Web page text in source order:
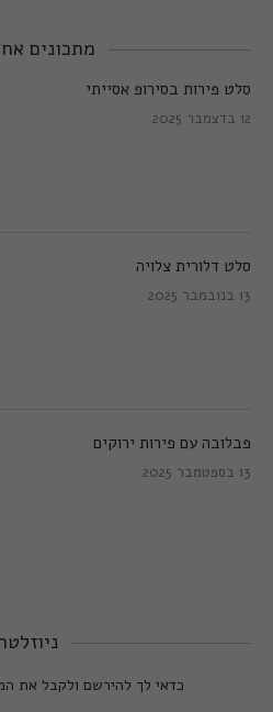
מתכונים
סלט פירות בסירופ אסייתי
12 בדצמבר 2025
סלט דלורית צלויה
13 בנובמבר 2025
פבלובה עם פירות ירוקים
13 בספטמבר 2025
ניוזלטר
כדאי לך להירשם ולקבל את